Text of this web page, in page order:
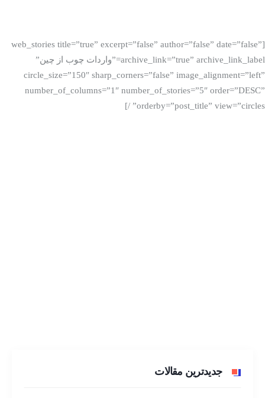
[web_stories title=”true” excerpt=”false” author=”false” date=”false”
archive_link=”true” archive_link_label=”واردات چوب از چین”
circle_size=”150″ sharp_corners=”false” image_alignment=”left”
number_of_columns=”1″ number_of_stories=”5″ order=”DESC”
orderby=”post_title” view=”circles” /]
جدیدترین مقالات